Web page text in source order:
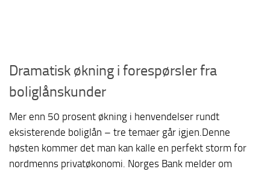
Dramatisk økning i forespørsler fra
boliglånskunder
Mer enn 50 prosent økning i henvendelser rundt
eksisterende boliglån – tre temaer går igjen.Denne
høsten kommer det man kan kalle en perfekt storm for
nordmenns privatøkonomi. Norges Bank melder om